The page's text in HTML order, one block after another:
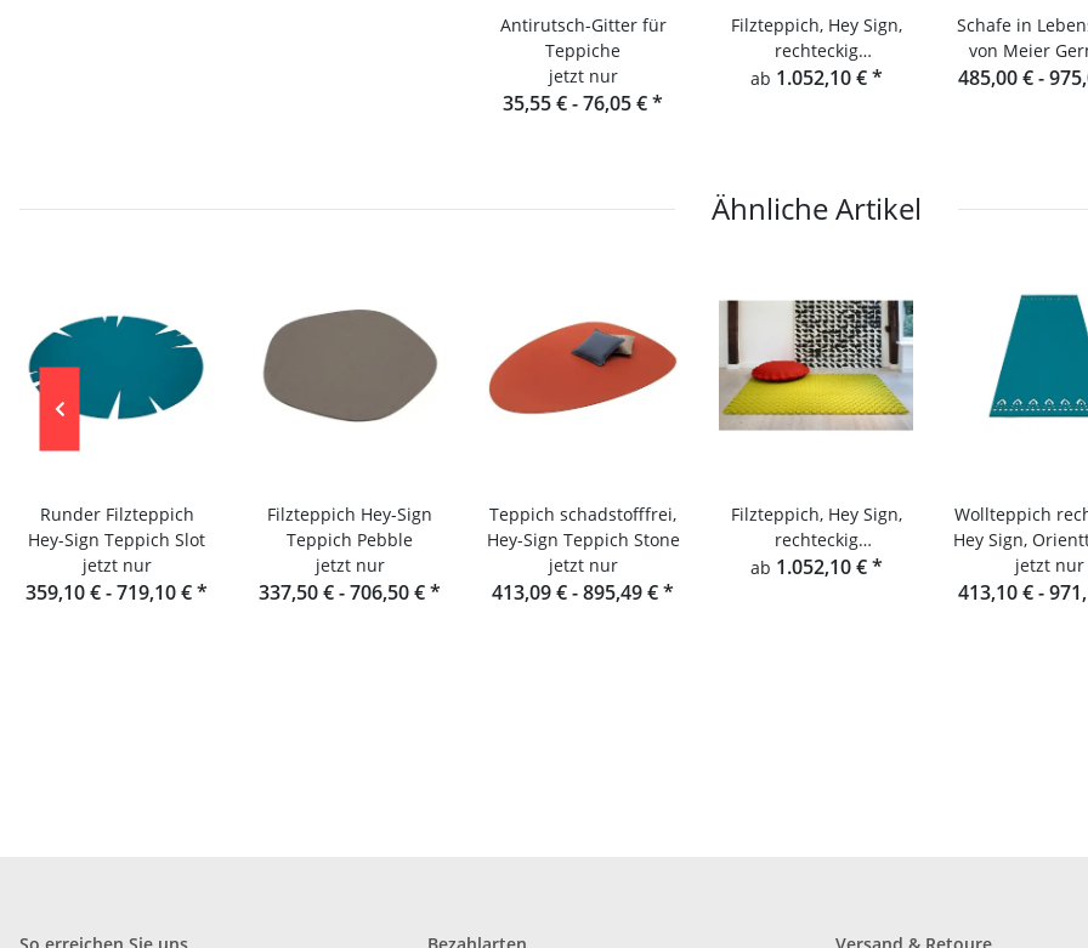
Antirutsch-Gitter für
Teppiche
jetzt nur
35,55 € -76,05 €*
Filzteppich, Hey Sign,
rechteckig
Teppichgeflecht 5
ab 1.052,10 €*
Schafe in
von Meier
485,00 € -
Ähnliche Artikel
Runder Filzteppich
Hey-Sign Teppich Slot
jetzt nur
359,10 € -719,10 €*
Filzteppich Hey-Sign
Teppich Pebble
jetzt nur
337,50 € -706,50 €*
Teppich schadstofffrei,
Hey-Sign Teppich Stone
jetzt nur
413,09 € -895,49 €*
Filzteppich, Hey Sign,
rechteckig
Teppichgeflecht 10
ab 1.052,10 €*
Wollteppich
Hey Sign,
Alima
jetzt nur
413,10 € -